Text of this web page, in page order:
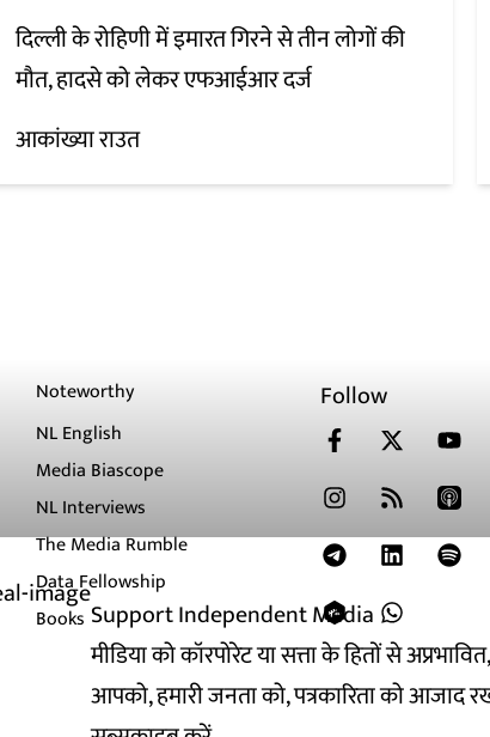
Support Independent Media
मीडिया को कॉरपोरेट या सत्ता के हितों से
आपको, हमारी जनता को, पत्रकारिता को
दिल्ली के रोहिणी में इमारत गिरने से तीन लोगों की
मौत, हादसे को लेकर एफआईआर दर्ज
आकांख्या राउत
Noteworthy
NL English
Media Biascope
NL Interviews
The Media Rumble
Data Fellowship
Books
Follow